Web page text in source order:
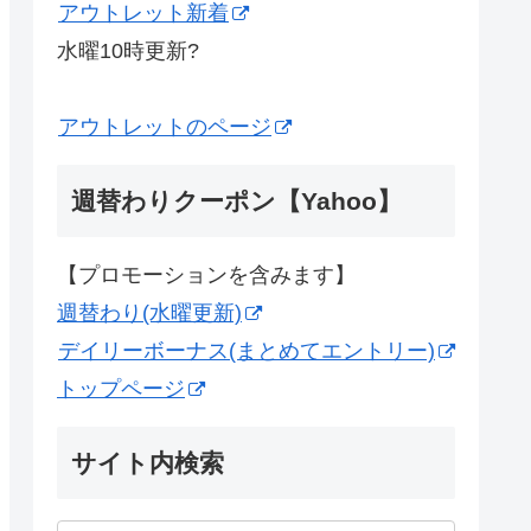
アウトレット新着
水曜10時更新?
アウトレットのページ
週替わりクーポン【Yahoo】
【プロモーションを含みます】
週替わり(水曜更新)
デイリーボーナス(まとめてエントリー)
トップページ
サイト内検索